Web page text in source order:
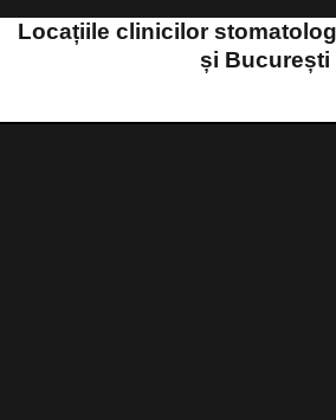
Locațiile clinicilor
și București